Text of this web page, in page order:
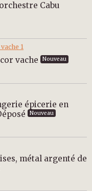
Cabu
vache Nouveau
épicerie en
Nouveau
métal argenté de